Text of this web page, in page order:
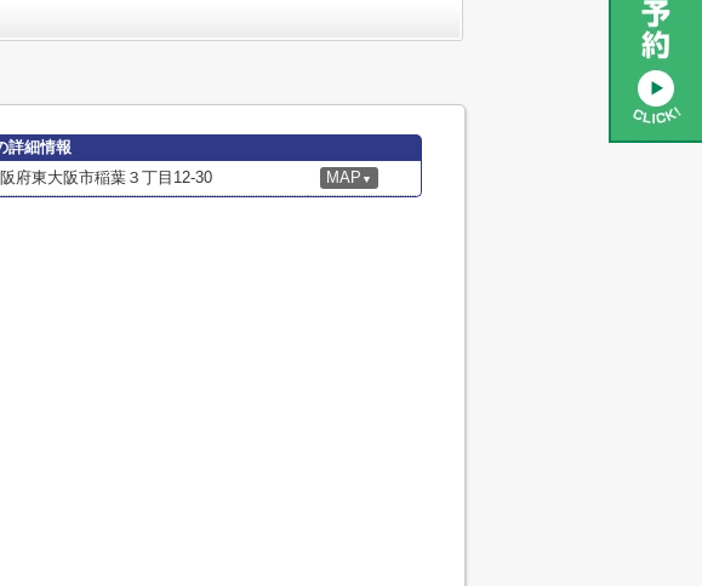
詳細情報
府東大阪市稲葉３丁目12-30 MAP ▼